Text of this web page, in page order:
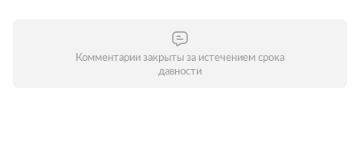
Комментарии закрыты за истечением срока
давности